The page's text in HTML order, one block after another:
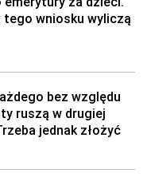
tego wniosku wyliczą
bez względu
ruszą w drugiej
jednak złożyć